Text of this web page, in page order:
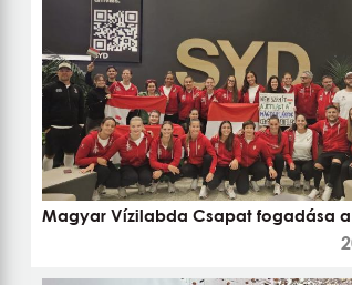
Magyar Vízilabda Csapat fogadása